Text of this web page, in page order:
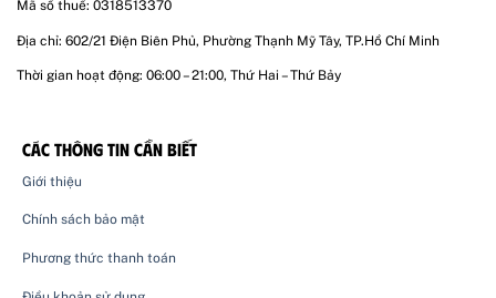
Mã số thuế: 0318513370
Địa chỉ: 602/21 Điện Biên Phủ, Phường Thạnh Mỹ Tây, TP.Hồ Chí Minh
Thời gian hoạt động: 06:00 – 21:00, Thứ Hai – Thứ Bảy
CÁC THÔNG TIN CẦN BIẾT
Giới thiệu
Chính sách bảo mật
Phương thức thanh toán